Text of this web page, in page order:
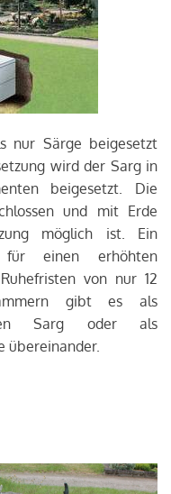
nur Särge beigesetzt
wird der Sarg in
beigesetzt. Die
und mit Erde
möglich ist. Ein
einen erhöhten
von nur 12
gibt es als
Sarg oder als
übereinander.